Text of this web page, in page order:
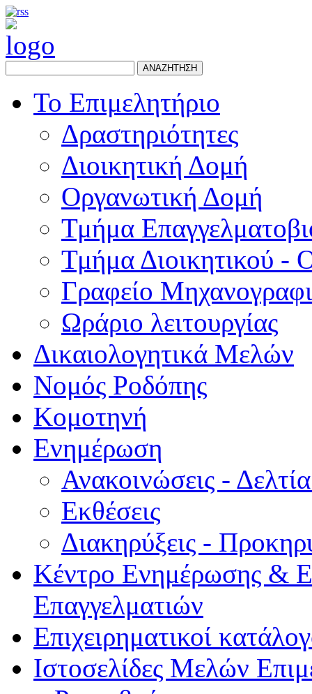
ΑΝΑΖΗΤΗΣΗ
Το Επιμελητήριο
Δραστηριότητες
Διοικητική Δομή
Οργανωτική Δομή
Τμήμα
Τμήμα Διοικητικού -
Γραφείο
Ωράριο λειτουργίας
Δικαιολογητικά Μελών
Νομός Ροδόπης
Κομοτηνή
Ενημέρωση
Ανακοινώσεις -
Εκθέσεις
Διακηρύξεις -
Κέντρο Ενημέρωσης &
Επαγγελματιών
Επιχειρηματικοί
Ιστοσελίδες Μελών